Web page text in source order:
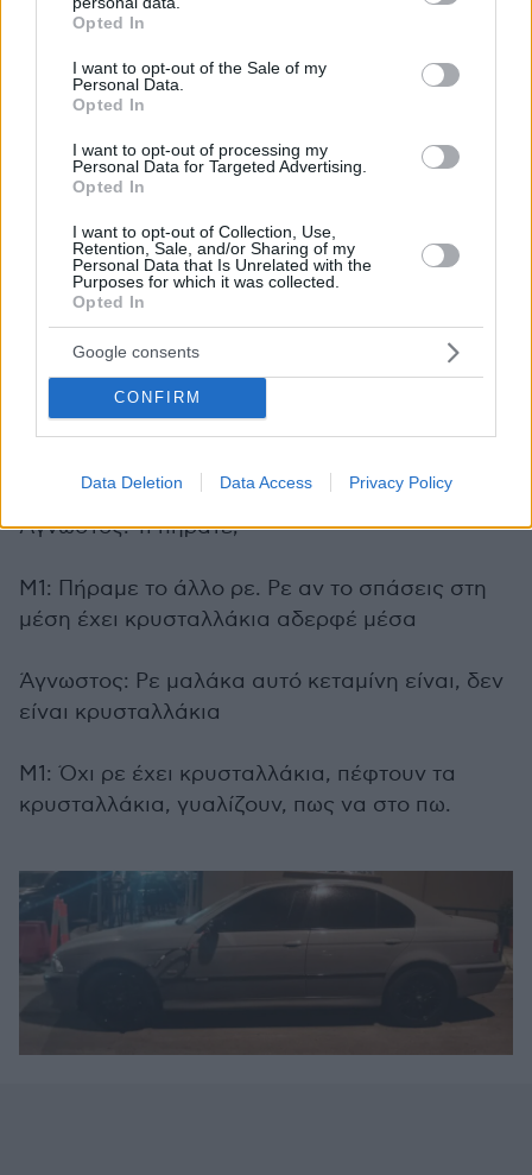
grant or deny consent to Google and its third-party tags to
use your data for below specified purposes in below Google
consent section.
Opted In
I want to opt-out of the Sale of my
Personal Data.
Opted In
I want to opt-out of processing my
Personal Data for Targeted Advertising.
Opted In
I want to opt-out of Collection, Use,
Retention, Sale, and/or Sharing of my
Personal Data that Is Unrelated with the
Purposes for which it was collected.
Opted In
Google consents
CONFIRM
Data Deletion Data Access Privacy Policy
Άγνωστος: Μμμ
σου άρεσε το ‘Fake Cherry’ ρε μ...
Μ1: Αυτό εδώ το μπιτς μπρο, δεν έχει
ξαναυπάρξει στην Αθήνα τέτοιο, είναι πρώτη
φορά που έρχεται.
Άγνωστος: Το ‘Cherry’ το κατουρημένο;
Άγνωστος: Τι πήρατε;
Μ1: Πήραμε το άλλο ρε. Ρε αν το σπάσεις στη
μέση έχει κρυσταλλάκια αδερφέ μέσα
Άγνωστος: Ρε μαλάκα αυτό κεταμίνη είναι, δεν
είναι κρυσταλλάκια
Μ1: Όχι ρε έχει κρυσταλλάκια, πέφτουν τα
κρυσταλλάκια, γυαλίζουν, πως να στο πω.